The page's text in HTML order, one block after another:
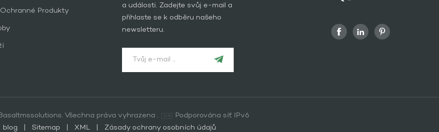
Produkty
a události. Zadejte svůj e-mail a
přihlaste se k odběru našeho
newsletteru.
Všechna práva vyhrazena .
Podporována síť IPv6
blog
Sitemap XML Zásady ochrany osobních údajů